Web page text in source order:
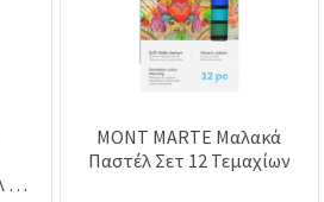
&
MONT MARTE Μαλακά
Παστέλ Σετ 12 Τεμαχίων